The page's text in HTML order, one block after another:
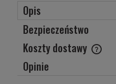
Opis
Bezpieczeństwo
Koszty dostawy
Cena nie zawiera ewentualnych
Opinie